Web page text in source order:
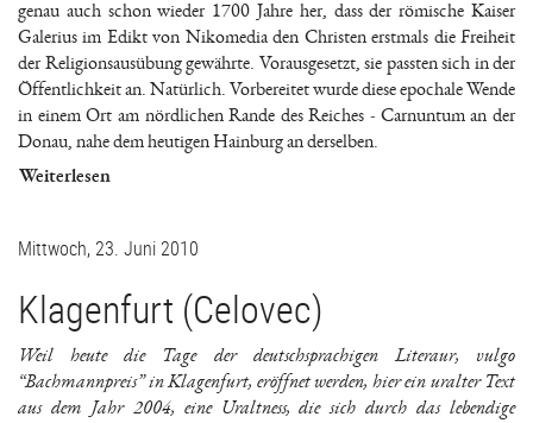
genau auch schon wieder 1700 Jahre her, dass der römische Kaiser
Galerius im Edikt von Nikomedia den Christen erstmals die Freiheit
der Religionsausübung gewährte. Vorausgesetzt, sie passten sich in der
Öffentlichkeit an. Natürlich. Vorbereitet wurde diese epochale Wende
in einem Ort am nördlichen Rande des Reiches - Carnuntum an der
Donau, nahe dem heutigen Hainburg an derselben.
Weiterlesen
Mittwoch, 23. Juni 2010
Klagenfurt (Celovec)
Weil heute die Tage der deutschsprachigen Literaur, vulgo
“Bachmannpreis” in Klagenfurt, eröffnet werden, hier ein uralter Text
aus dem Jahr 2004, eine Uraltness, die sich durch das lebendige